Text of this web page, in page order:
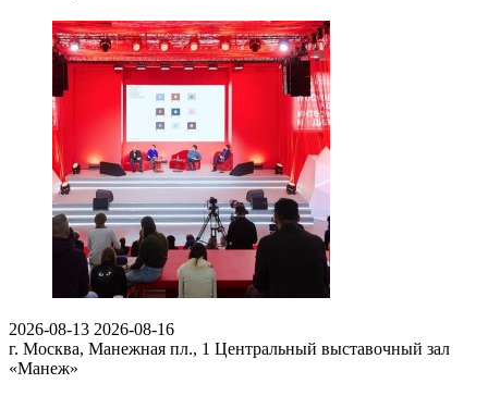
2026-08-13 2026-08-16
г. Москва, Манежная пл., 1 Центральный выставочный зал
«Манеж»